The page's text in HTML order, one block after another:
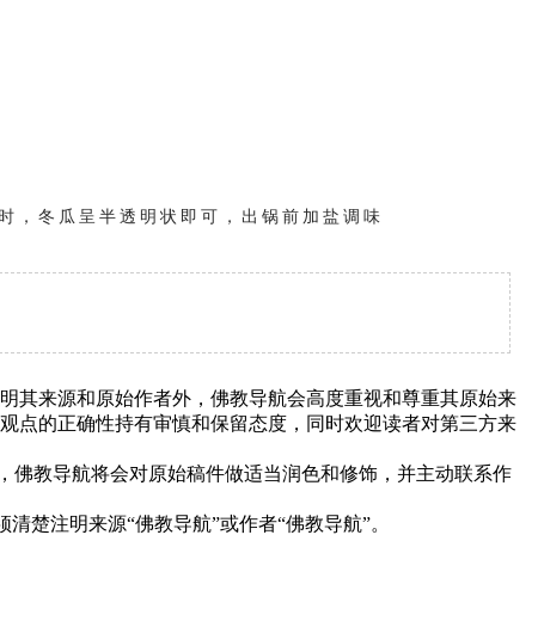
冬瓜呈半透明状即可，出锅前加盐调味
其来源和原始作者外，佛教导航会高度重视和尊重其原始来
点的正确性持有审慎和保留态度，同时欢迎读者对第三方来
教导航将会对原始稿件做适当润色和修饰，并主动联系作
楚注明来源“佛教导航”或作者“佛教导航”。